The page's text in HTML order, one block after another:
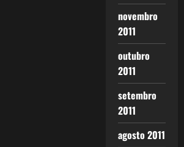
novembro
2011
outubro
2011
setembro
2011
agosto 2011